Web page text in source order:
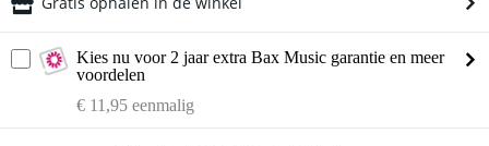
Kies nu voor 2 jaar extra Bax Music garantie en meer
voordelen
€ 11,95 eenmalig